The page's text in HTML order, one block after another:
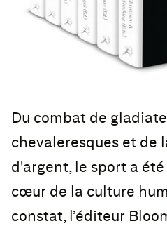
Du combat de
chevaleresques et de
d'argent, le sport a
cœur de la culture
constat, l’éditeur